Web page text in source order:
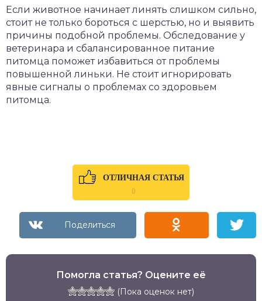
Если животное начинает линять слишком сильно,
стоит не только бороться с шерстью, но и выявить
причины подобной проблемы. Обследование у
ветеринара и сбалансированное питание
питомца поможет избавиться от проблемы
повышенной линьки. Не стоит игнорировать
явные сигналы о проблемах со здоровьем
питомца.
ОТЛИЧНАЯ СТАТЬЯ
0
Помогла статья? Оцените её
(Пока оценок нет)